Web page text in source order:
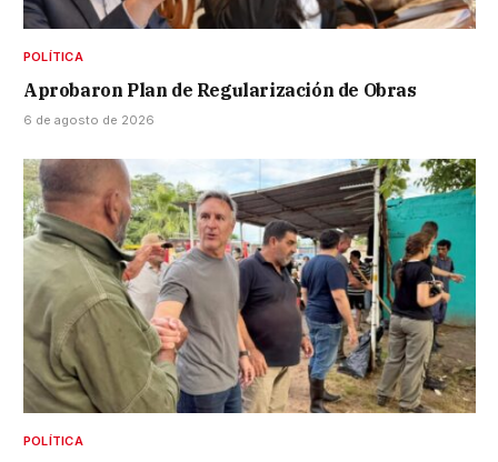
POLÍTICA
Aprobaron Plan de Regularización de Obras
6 de agosto de 2026
POLÍTICA